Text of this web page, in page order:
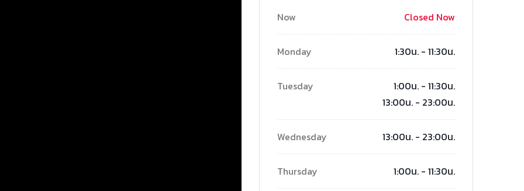
Now Closed Now
Monday 1:30น. - 11:30น.
Tuesday
1:00น. - 11:30น.
13:00น. - 23:00น.
Wednesday 13:00น. - 23:00น.
Thursday 1:00น. - 11:30น.